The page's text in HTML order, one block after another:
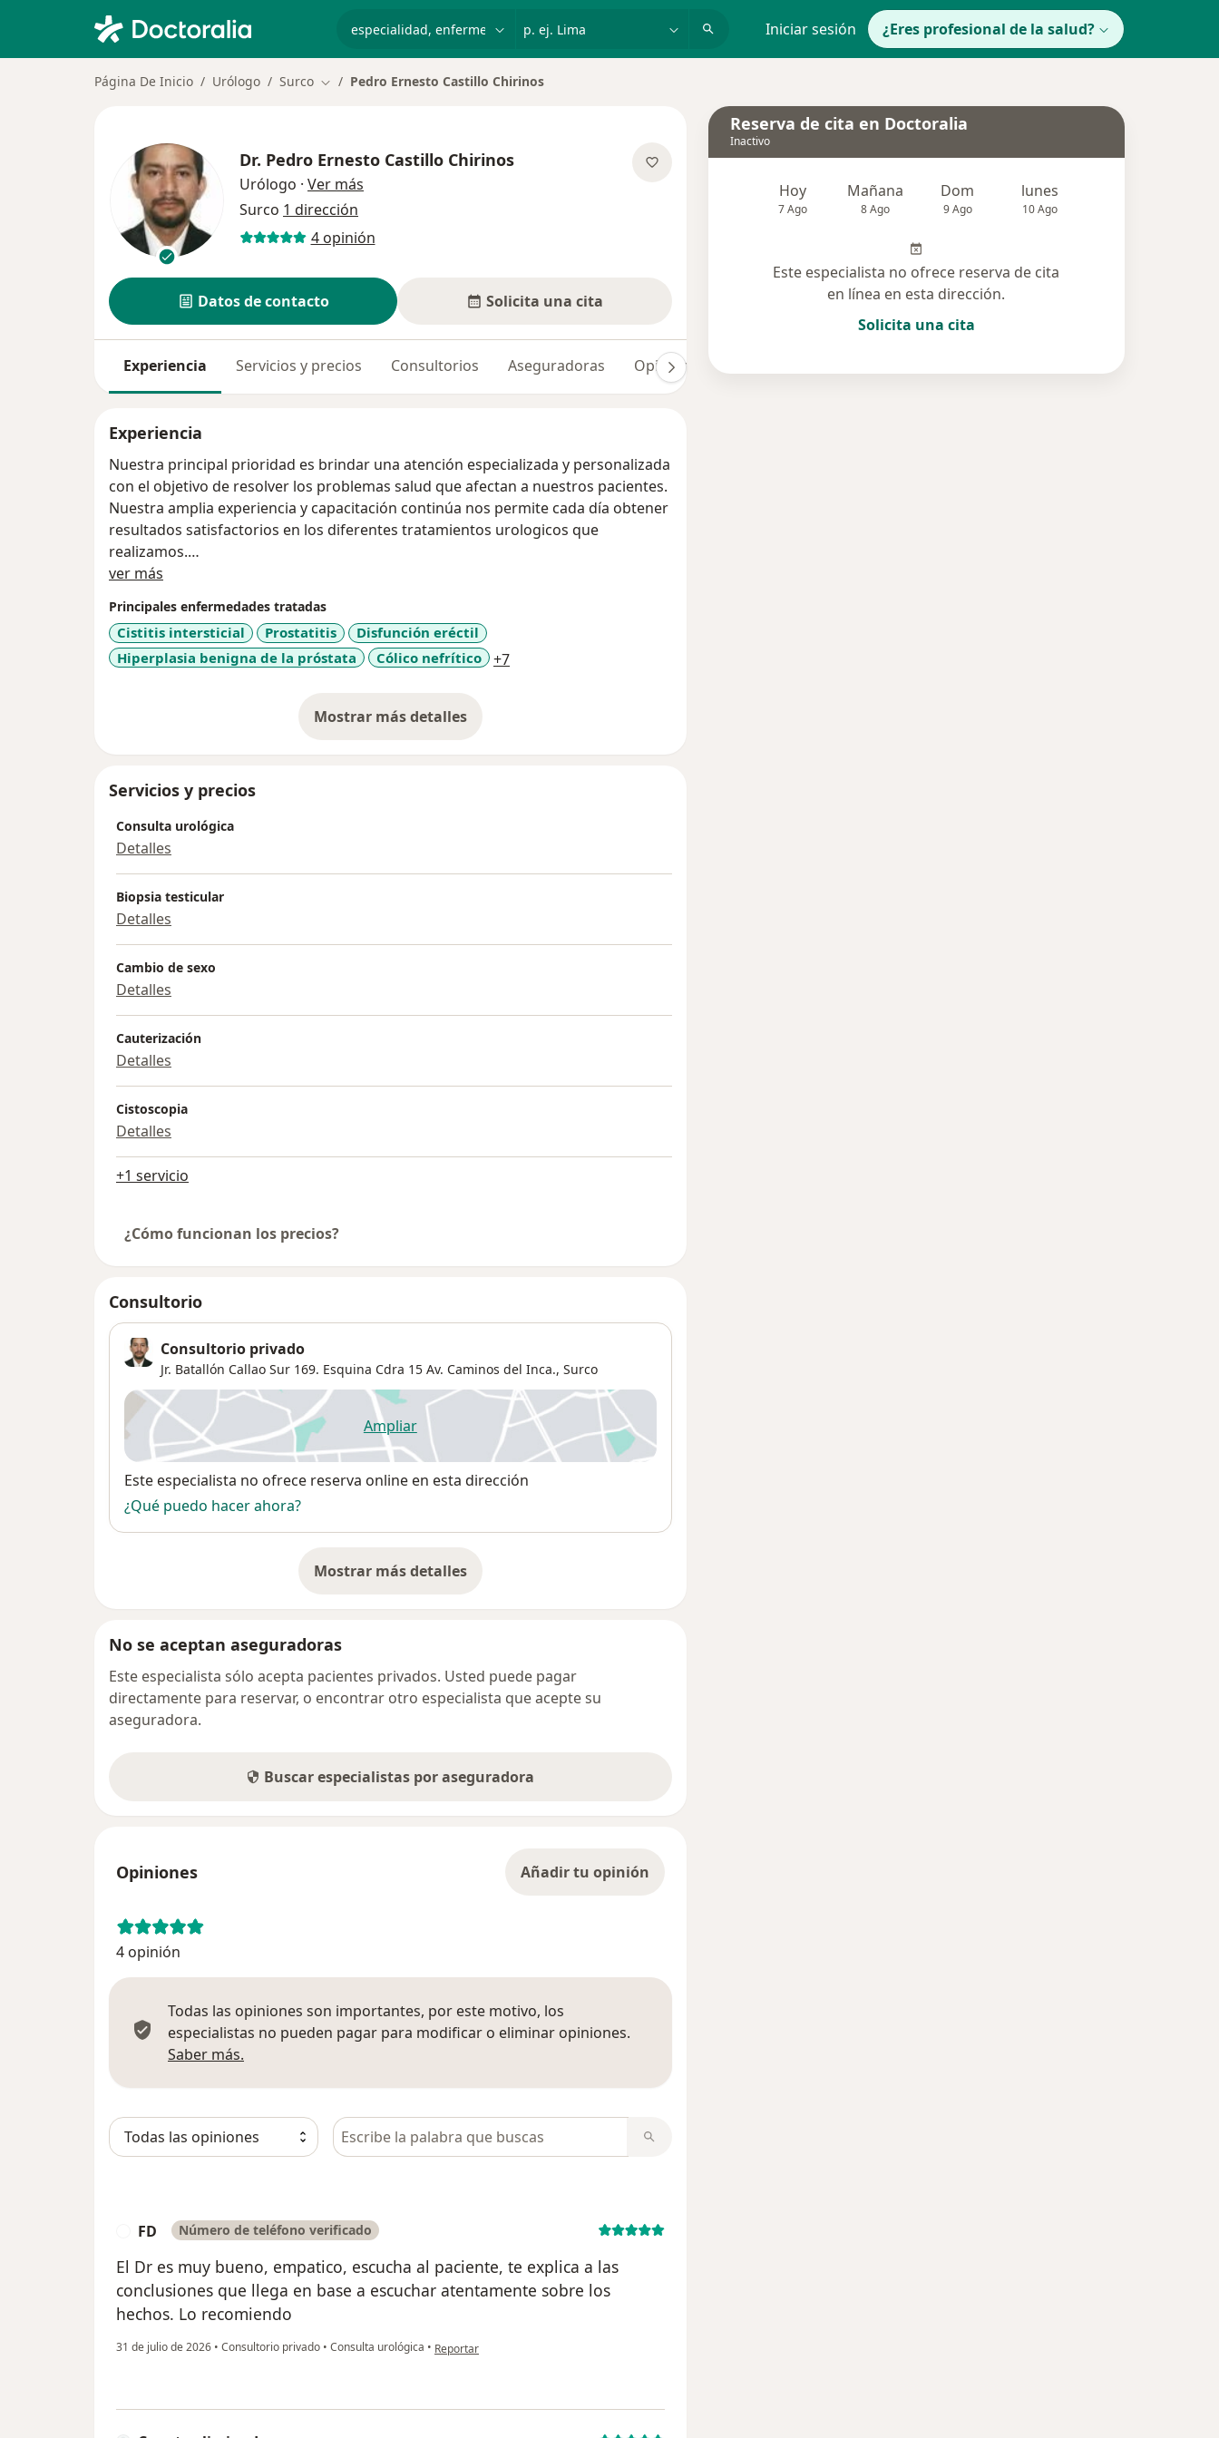
Iniciar sesión ¿Eres profesional de la salud?
Página De Inicio Urólogo Surco Cambiar de ciudad
Pedro Ernesto Castillo Chirinos
Dr. Pedro Ernesto Castillo Chirinos
Urólogo · Ver más
Surco 1 dirección
4 opinión
Datos de contacto Solicita una cita
Experiencia Servicios y precios Consultorios Aseguradoras Opiniones (4)
Experiencia
Nuestra principal prioridad es brindar una atención especializada y personalizada
con el objetivo de resolver los problemas salud que afectan a nuestros pacientes.
Nuestra amplia experiencia y capacitación continúa nos permite cada día obtener
resultados satisfactorios en los diferentes tratamientos urologicos que
realizamos.
Somos pioneros en Vaporización Turis Plasma de Próstata con más de 1000
Litotricia Láser de Cálculos urinarios.
Nuestra prioridad es usted.
ver más
Principales enfermedades tratadas
Cistitis intersticial Prostatitis
Disfunción eréctil
Hiperplasia benigna de la próstata
Cólico nefrítico +7a11y_sr_more_diseases
Mostrar más detalles
sobre la experiencia
Servicios y precios
Consulta urológica
Detalles
Biopsia testicular
Detalles
Cambio de sexo
Detalles
Cauterización
Detalles
Cistoscopia
Detalles
+1 servicio
¿Cómo funcionan los precios?
Consultorio
Consultorio privado
Jr. Batallón Callao Sur 169. Esquina Cdra 15 Av. Caminos del Inca., Surco
Ampliarse abre en una nueva pestaña
Disponibilidad
Este especialista no ofrece reserva online en esta dirección
¿Qué puedo hacer ahora?
Mostrar más detalles
sobre la dirección
No se aceptan aseguradoras
Este especialista sólo acepta pacientes privados. Usted puede pagar
directamente para reservar, o encontrar otro especialista que acepte su
aseguradora.
Buscar especialistas por aseguradora
Opiniones Añadir tu opinión
4 opinión
Todas las opiniones son importantes, por este motivo, los
especialistas no pueden pagar para modificar o eliminar opiniones.
Saber más.
Busca en opiniones
FD Número de teléfono verificado
El Dr es muy bueno, empatico, escucha al paciente, te explica a las
conclusiones que llega en base a escuchar atentamente sobre los
hechos. Lo recomiendo
31 de julio de 2026 • Consultorio privado • Consulta urológica • en opinión del usuario FD
Reportar
Reserva de cita en Doctoralia
Inactivo
Hoy
7 Ago
Mañana
8 Ago
Dom
9 Ago
lunes
10 Ago
Este especialista no ofrece reserva de cita
en línea en esta dirección.
Solicita una cita